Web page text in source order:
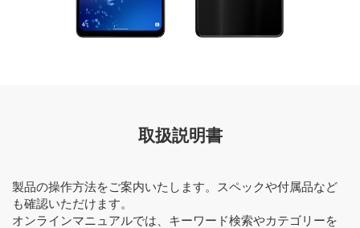
取扱説明書
製品の操作方法をご案内いたします。スペックや付属品など
も確認いただけます。
オンラインマニュアルでは、キーワード検索やカテゴリーを